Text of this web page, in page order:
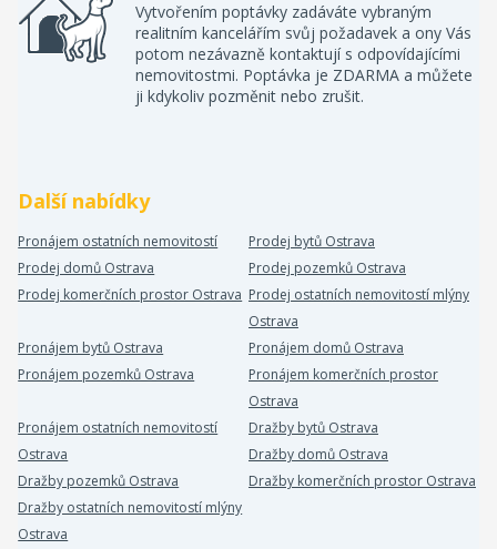
Vytvořením poptávky zadáváte vybraným
realitním kancelářím svůj požadavek a ony Vás
potom nezávazně kontaktují s odpovídajícími
nemovitostmi. Poptávka je ZDARMA a můžete
ji kdykoliv pozměnit nebo zrušit.
Další nabídky
Pronájem ostatních nemovitostí
Prodej bytů Ostrava
Prodej domů Ostrava
Prodej pozemků Ostrava
Prodej komerčních prostor Ostrava Prodej ostatních nemovitostí mlýny
Ostrava
Pronájem bytů Ostrava
Pronájem domů Ostrava
Pronájem pozemků Ostrava
Pronájem komerčních prostor
Ostrava
Pronájem ostatních nemovitostí
Ostrava
Dražby bytů Ostrava
Dražby domů Ostrava
Dražby pozemků Ostrava
Dražby komerčních prostor Ostrava
Dražby ostatních nemovitostí mlýny
Ostrava